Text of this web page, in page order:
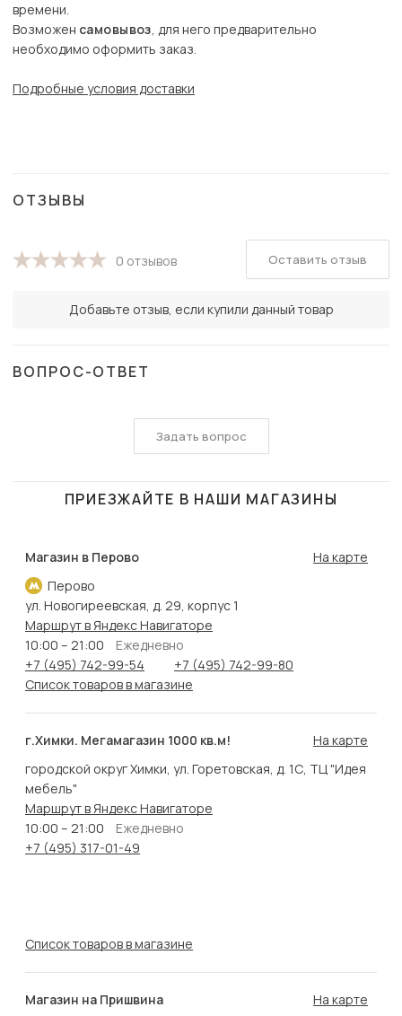
времени.
Возможен самовывоз, для него предварительно
необходимо оформить заказ.
Подробные условия доставки
ОТЗЫВЫ
0 отзывов
Добавьте отзыв, если купили данный товар
Оставить отзыв
ВОПРОС-ОТВЕТ
Задать вопрос
ПРИЕЗЖАЙТЕ В НАШИ МАГАЗИНЫ
Магазин в Перово
Перово
На карте
ул. Новогиреевская, д. 29, корпус 1
Маршрут в Яндекс Навигаторе
10:00 – 21:00
Ежедневно
+7 (495) 742-99-54
+7 (495) 742-99-80
Список товаров в магазине
г.Химки. Мегамагазин 1000 кв.м!
На карте
городской округ Химки, ул. Горетовская, д. 1С, ТЦ "Идея
мебель"
Маршрут в Яндекс Навигаторе
10:00 – 21:00
Ежедневно
+7 (495) 317-01-49
Список товаров в магазине
Магазин на Пришвина На карте